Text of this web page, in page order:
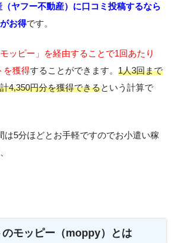
ヤフー不動産）に口コミ投稿するなら
お得です。
モッピー」を経由することで1回あたり
を獲得することができます。 1人3回まで
4,350円分を獲得できるという計算で
は5分ほどとお手軽ですのでお小遣い稼
モッピー（moppy）とは